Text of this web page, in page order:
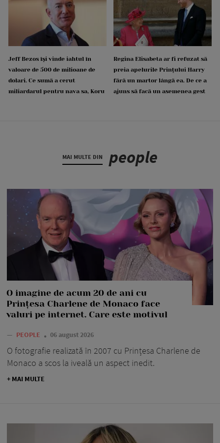
Jeff Bezos își vinde iahtul în
valoare de 500 de milioane de
dolari. Ce sumă a cerut
miliardarul pentru nava sa, Koru
Regina Elisabeta ar fi refuzat să
preia apelurile Prințului Harry
fără un martor lângă ea. De ce a
ajuns să facă un asemenea gest
MAI MULTE DIN people
O imagine de acum 20 de ani cu
Prințesa Charlene de Monaco face
valuri pe internet. Care este motivul
— PEOPLE 06 august 2026
O fotografie realizată în 2007 cu Prințesa Charlene de
Monaco a scos la iveală un aspect inedit.
+ MAI MULTE